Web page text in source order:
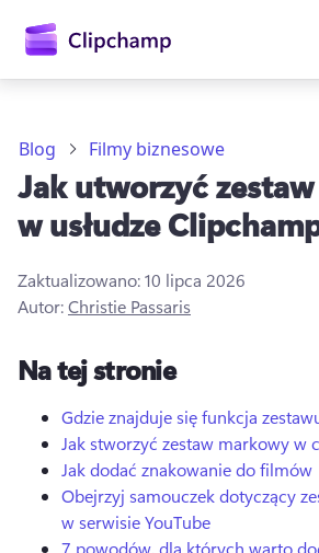
głównej
Zaloguj się
Blog Filmy biznesowe
Jak utworzyć
w usłudze
Zaktualizowano:10 lipca 2026
Autor:Christie Passaris
Na tej stronie
Gdzie znajduje się funkcja
Jak stworzyć zestaw markowy w
Jak dodać znakowanie do filmów
Obejrzyj samouczek dotyczący
w serwisie YouTube
7 powodów, dla których warto